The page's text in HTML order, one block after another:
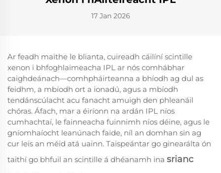
17 Jan 2026
Ar feadh maithe le blianta, cuireadh cáilíní scintille
xenon i bhfoghlaimeacha IPL ar nós comhábhar
caighdeánach—comhpháirteanna a bhíodh ag dul as
feidhm, a mbíodh ort a ionadú, agus a mbíodh
tendánscúlacht acu fanacht amuigh den phleanáil
chóras. Áfach, mar a éiríonn na ardán IPL níos
cumhachtaí, le fainneacha fuinnimh níos déine, agus le
gníomhaíocht leanúnach faide, níl an domhan sin ag
cur leis an méid atá uainn. Taispeántar go ginearálta ón
taithí go bhfuil an scintille á dhéanamh ina srianc